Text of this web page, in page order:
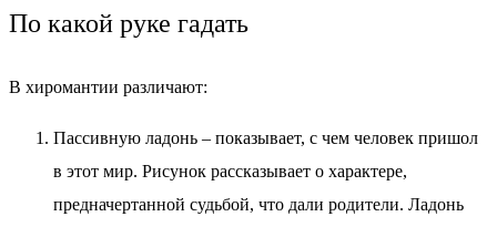
По какой руке гадать
В хиромантии различают:
Пассивную ладонь – показывает, с чем человек пришол
в этот мир. Рисунок рассказывает о характере,
предначертанной судьбой, что дали родители. Ладонь